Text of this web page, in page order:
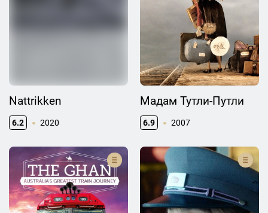
Nattrikken
6.2 2020
Мадам Тутли-Путли
6.9 2007